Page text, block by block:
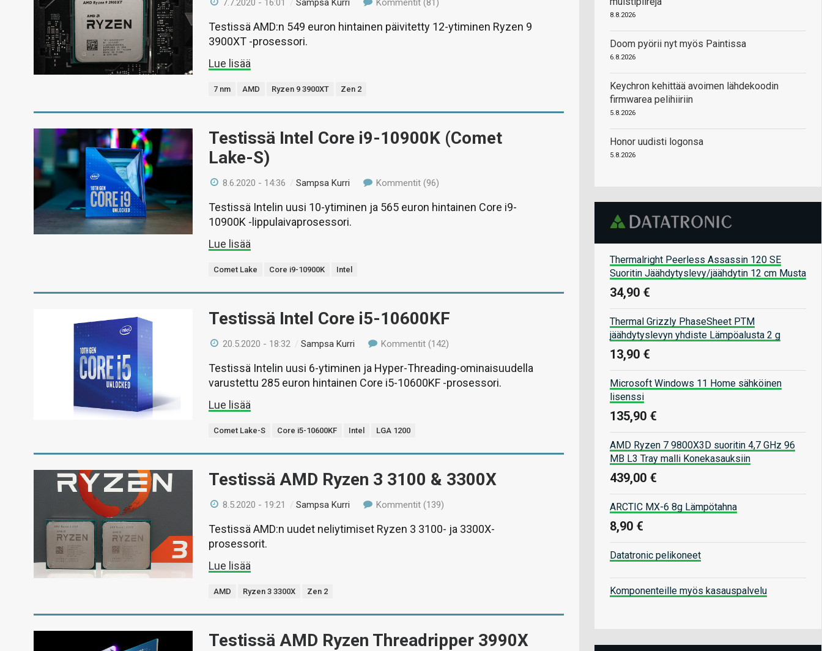
7.7.2020 - 16:01 /Sampsa Kurri Kommentit (81)
Testissä AMD:n 549 euron hintainen päivitetty 12-ytiminen Ryzen 9
3900XT -prosessori.
Lue lisää
7 nm AMD Ryzen 9 3900XT Zen 2
Testissä Intel Core i9-10900K (Comet
Lake-S)
8.6.2020 - 14:36 /Sampsa Kurri Kommentit (96)
Testissä Intelin uusi 10-ytiminen ja 565 euron hintainen Core i9-
10900K -lippulaivaprosessori.
Lue lisää
Comet Lake Core i9-10900K Intel
Testissä Intel Core i5-10600KF
20.5.2020 - 18:32 /Sampsa Kurri Kommentit (142)
Testissä Intelin uusi 6-ytiminen ja Hyper-Threading-ominaisuudella
varustettu 285 euron hintainen Core i5-10600KF -prosessori.
Lue lisää
Comet Lake-S Core i5-10600KF Intel LGA 1200
Testissä AMD Ryzen 3 3100 & 3300X
8.5.2020 - 19:21 /Sampsa Kurri Kommentit (139)
Testissä AMD:n uudet neliytimiset Ryzen 3 3100- ja 3300X-
prosessorit.
Lue lisää
AMD Ryzen 3 3300X Zen 2
Testissä AMD Ryzen Threadripper 3990X
8.8.2026
Doom pyörii nyt myös Paintissa
6.8.2026
Keychron kehittää avoimen lähdekoodin
firmwarea pelihiiriin
5.8.2026
Honor uudisti logonsa
5.8.2026
Thermalright Peerless Assassin 120 SE
Suoritin Jäähdytyslevy/jäähdytin 12 cm Musta
34,90 €
Thermal Grizzly PhaseSheet PTM
jäähdytyslevyn yhdiste Lämpöalusta 2 g
13,90 €
Microsoft Windows 11 Home sähköinen
lisenssi
135,90 €
AMD Ryzen 7 9800X3D suoritin 4,7 GHz 96
MB L3 Tray malli Konekasauksiin
439,00 €
ARCTIC MX-6 8g Lämpötahna
8,90 €
Datatronic pelikoneet
Komponenteille myös kasauspalvelu